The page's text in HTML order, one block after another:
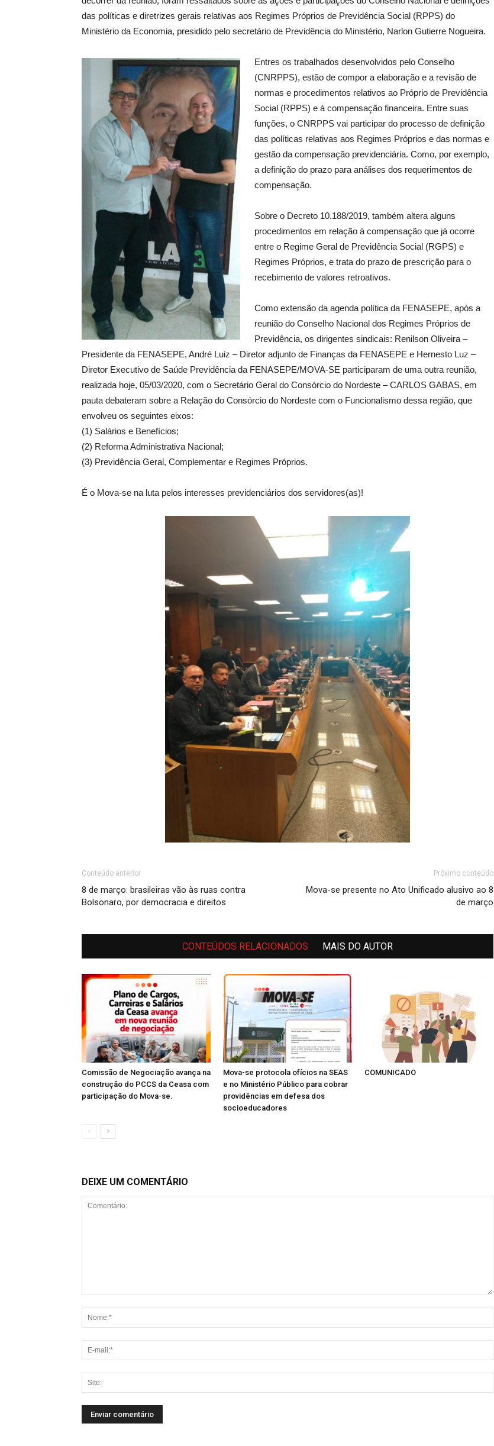
das políticas e diretrizes gerais relativas aos Regimes Próprios de Previdência Social (RPPS) do
Ministério da Economia, presidido pelo secretário de Previdência do Ministério, Narlon Gutierre Nogueira.
Entres os trabalhados desenvolvidos pelo Conselho
(CNRPPS), estão de compor a elaboração e a revisão de
normas e procedimentos relativos ao Próprio de Previdência
Social (RPPS) e à compensação financeira. Entre suas
funções, o CNRPPS vai participar do processo de definição
das políticas relativas aos Regimes Próprios e das normas e
gestão da compensação previdenciária. Como, por exemplo,
a definição do prazo para análises dos requerimentos de
compensação.
Sobre o Decreto 10.188/2019, também altera alguns
procedimentos em relação à compensação que já ocorre
entre o Regime Geral de Previdência Social (RGPS) e
Regimes Próprios, e trata do prazo de prescrição para o
recebimento de valores retroativos.
Como extensão da agenda política da FENASEPE, após a
reunião do Conselho Nacional dos Regimes Próprios de
Previdência, os dirigentes sindicais: Renilson Oliveira –
Presidente da FENASEPE, André Luiz – Diretor adjunto de Finanças da FENASEPE e Hernesto Luz –
Diretor Executivo de Saúde Previdência da FENASEPE/MOVA-SE participaram de uma outra reunião,
realizada hoje, 05/03/2020, com o Secretário Geral do Consórcio do Nordeste – CARLOS GABAS, em
pauta debateram sobre a Relação do Consórcio do Nordeste com o Funcionalismo dessa região, que
envolveu os seguintes eixos:
(1) Salários e Benefícios;
(2) Reforma Administrativa Nacional;
(3) Previdência Geral, Complementar e Regimes Próprios.
É o Mova-se na luta pelos interesses previdenciários dos servidores(as)!
Conteúdo anterior
8 de março: brasileiras vão às ruas contra
Bolsonaro, por democracia e direitos
Próximo conteúdo
Mova-se presente no Ato Unificado alusivo ao 8
de março
CONTEÚDOS RELACIONADOS MAIS DO AUTOR
Comissão de Negociação avança na
construção do PCCS da Ceasa com
participação do Mova-se.
Mova-se protocola ofícios na SEAS
e no Ministério Público para cobrar
providências em defesa dos
socioeducadores
COMUNICADO
DEIXE UM COMENTÁRIO